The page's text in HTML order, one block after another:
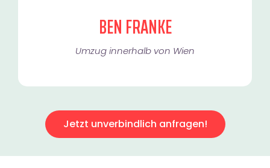
BEN FRANKE
Umzug innerhalb von Wien​
Jetzt unverbindlich anfragen!